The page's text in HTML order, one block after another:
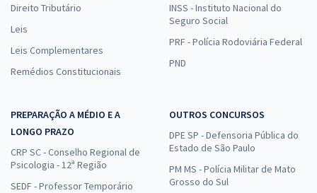
Direito Tributário
Leis
Leis Complementares
Remédios Constitucionais
INSS - Instituto Nacional do
Seguro Social
PRF - Polícia Rodoviária Federal
PND
PREPARAÇÃO A MÉDIO E A
LONGO PRAZO
CRP SC - Conselho Regional de
Psicologia - 12ª Região
SEDF - Professor Temporário
OUTROS CONCURSOS
DPE SP - Defensoria Pública do
Estado de São Paulo
PM MS - Polícia Militar de Mato
Grosso do Sul